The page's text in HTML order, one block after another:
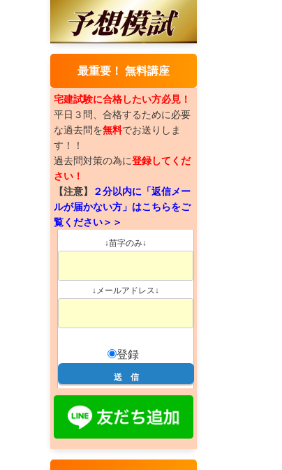
最重要！ 無料講座
宅建試験に合格したい方必見！
平日３問、合格するために必要
な過去問を無料でお送りしま
す！！
過去問対策の為に登録してくだ
さい！
【注意】
２分以内に「返信メー
ルが届かない方」はこちらをご
覧ください＞＞
↓苗字のみ↓
↓メールアドレス↓
登録